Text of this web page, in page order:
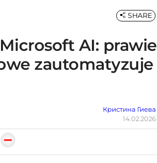
AI: prawie
zautomatyzuje
Кристина Гиева
14.02.2026
SHARE